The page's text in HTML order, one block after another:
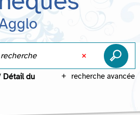
recherche avancée
Détail du